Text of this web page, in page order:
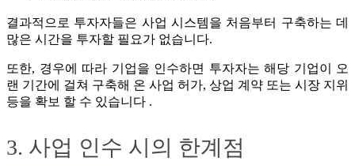
결과적으로 투자자들은 사업 시스템을 처음부터 구축하는 데
많은 시간을 투자할 필요가 없습니다.
또한, 경우에 따라 기업을 인수하면 투자자는 해당 기업이 오
랜 기간에 걸쳐 구축해 온 사업 허가, 상업 계약 또는 시장 지위
등을 확보 할 수 있습니다 .
3. 사업 인수 시의 한계점